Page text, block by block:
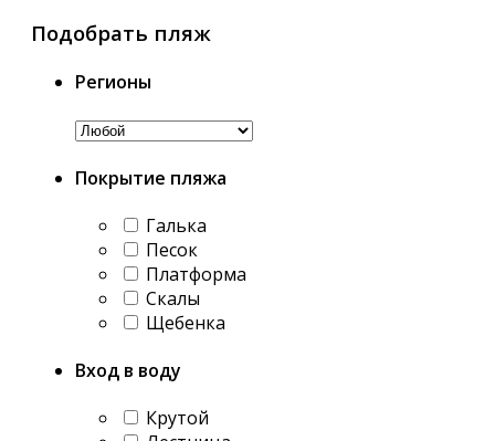
Подобрать пляж
Регионы
Покрытие пляжа
Галька
Песок
Платформа
Скалы
Щебенка
Вход в воду
Крутой